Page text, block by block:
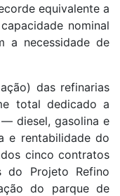
equivalente a
nominal
a necessidade de
das refinarias
total dedicado a
diesel, gasolina e
e rentabilidade do
cinco contratos
do Projeto Refino
do parque de